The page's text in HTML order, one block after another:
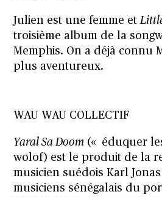
Julien est une femme et
troisième album de la
Memphis. On a déjà connu
plus aventureux.
WAU WAU COLLECTIF
Yaral Sa Doom (« éduquer
wolof) est le produit de la
musicien suédois Karl
musiciens sénégalais du